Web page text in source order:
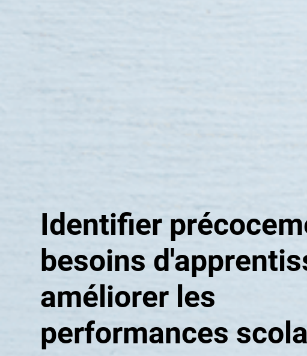
Identifier
besoins
améliorer les
performances